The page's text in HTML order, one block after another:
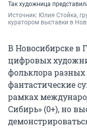
Так художница
Источник: Юлия Стойка,
куратором выставки в
В Новосибирске в
цифровых
фольклора разных
фантастические
рамках
Сибирь» (0+), но